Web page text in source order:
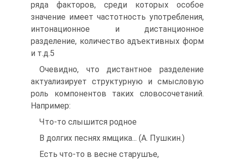
ряда факторов, среди которых особое
значение имеет частотность употребления,
интонационное и дистанционное
разделение, количество адъективных форм
и т.д.5
Очевидно, что дистантное разделение
актуализирует структурную и смысловую
роль компонентов таких словосочетаний.
Например:
Что-то слышится родное
В долгих песнях ямщика... (А. Пушкин.)
Есть что-то в весне старушъе,